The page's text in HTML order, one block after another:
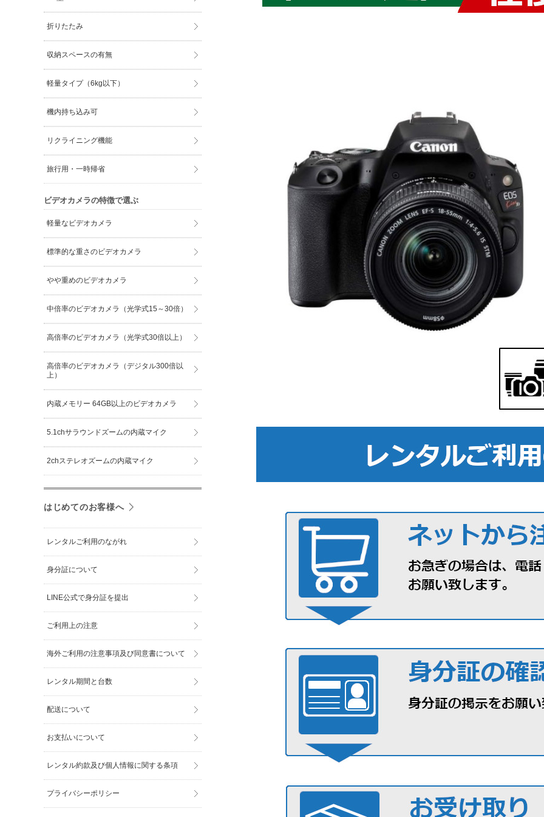
折りたたみ
収納スペースの有無
軽量タイプ（6kg以下）
機内持ち込み可
リクライニング機能
旅行用・一時帰省
ビデオカメラの特徴で選ぶ
軽量なビデオカメラ
標準的な重さのビデオカメラ
やや重めのビデオカメラ
中倍率のビデオカメラ（光学式15～30倍）
高倍率のビデオカメラ（光学式30倍以上）
高倍率のビデオカメラ（デジタル300倍以
上）
内蔵メモリー 64GB以上のビデオカメラ
5.1chサラウンドズームの内蔵マイク
2chステレオズームの内蔵マイク
はじめてのお客様へ
レンタルご利用のながれ
身分証について
LINE公式で身分証を提出
ご利用上の注意
海外ご利用の注意事項及び同意書について
レンタル期間と台数
配送について
お支払いについて
レンタル約款及び個人情報に関する条項
プライバシーポリシー